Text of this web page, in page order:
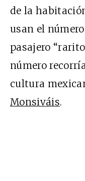
de la
usan el
pasajero
número
cultura
Monsiváis.